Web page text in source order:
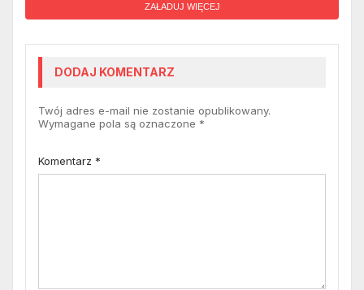
ZAŁADUJ WIĘCEJ
DODAJ KOMENTARZ
Twój adres e-mail nie zostanie opublikowany.
Wymagane pola są oznaczone *
Komentarz *